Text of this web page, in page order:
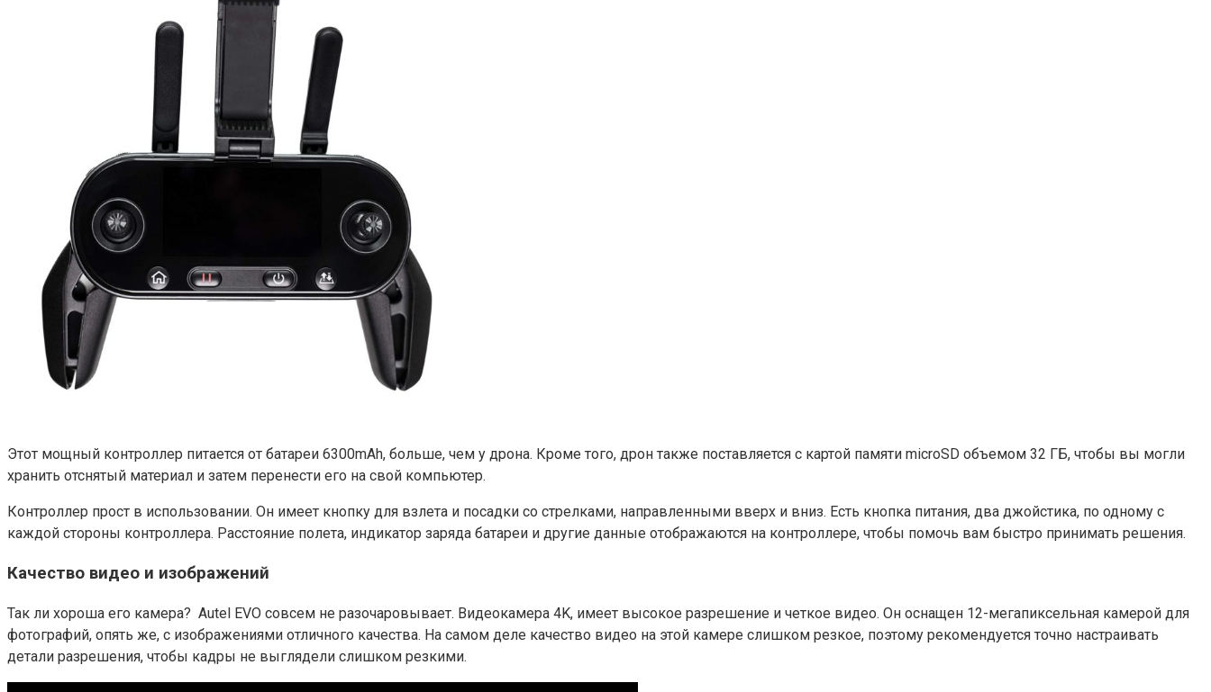
Этот мощный контроллер питается от батареи 6300mAh, больше, чем у дрона. Кроме того, дрон также поставляется с картой памяти microSD объемом 32 ГБ, чтобы вы могли
хранить отснятый материал и затем перенести его на свой компьютер.
Контроллер прост в использовании. Он имеет кнопку для взлета и посадки со стрелками, направленными вверх и вниз. Есть кнопка питания, два джойстика, по одному с
каждой стороны контроллера. Расстояние полета, индикатор заряда батареи и другие данные отображаются на контроллере, чтобы помочь вам быстро принимать решения.
Качество видео и изображений
Так ли хороша его камера? Autel EVO совсем не разочаровывает. Видеокамера 4K, имеет высокое разрешение и четкое видео. Он оснащен 12-мегапиксельная камерой для
фотографий, опять же, с изображениями отличного качества. На самом деле качество видео на этой камере слишком резкое, поэтому рекомендуется точно настраивать
детали разрешения, чтобы кадры не выглядели слишком резкими.